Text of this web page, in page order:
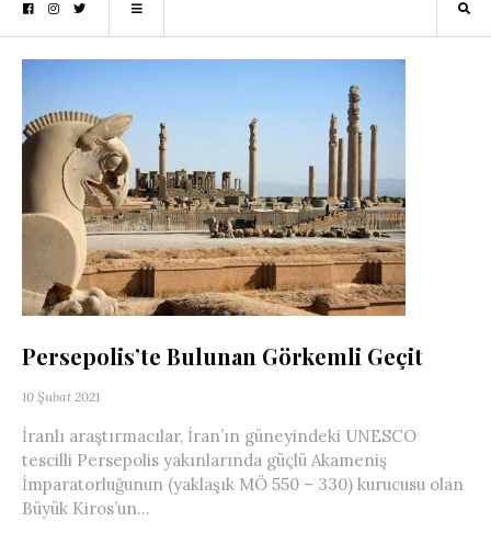
Persepolis’te Bulunan Görkemli Geçit
10 Şubat 2021
İranlı araştırmacılar, İran’ın güneyindeki UNESCO
tescilli Persepolis yakınlarında güçlü Akameniş
İmparatorluğunun (yaklaşık MÖ 550 – 330) kurucusu olan
Büyük Kiros’un...